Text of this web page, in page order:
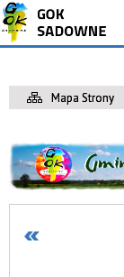
Mapa Strony